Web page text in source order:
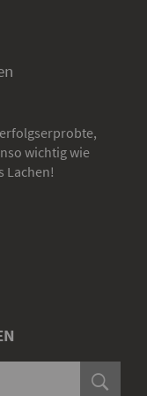
wichtig wie
Lachen!